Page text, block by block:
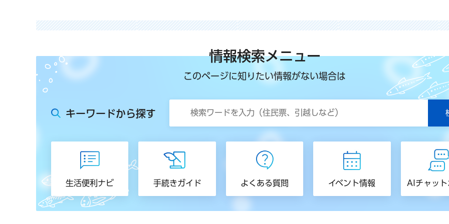
情報検索メニュー
このページに知りたい情報がない場合は
キーワードから探す
生活便利ナビ 手続きガイド よくある質問 イベント情報 AIチャット